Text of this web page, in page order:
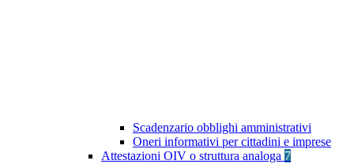
Scadenzario obblighi amministrativi
Oneri informativi per cittadini e imprese
Attestazioni OIV o struttura analoga 7